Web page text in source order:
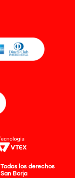
los derechos
Borja